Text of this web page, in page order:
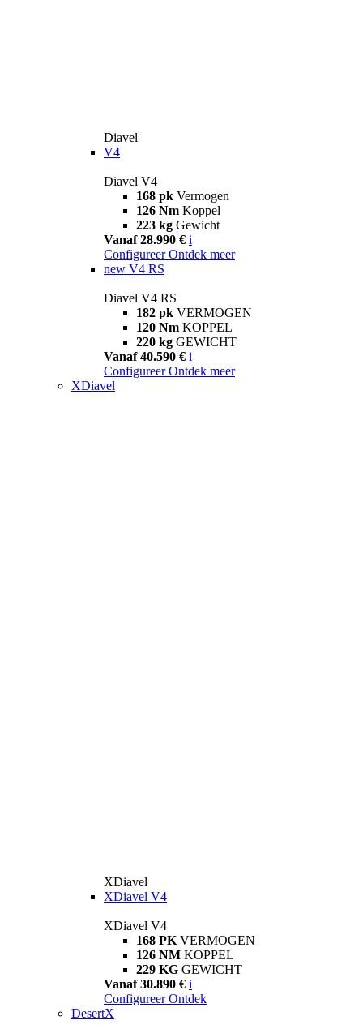
Diavel
V4
Diavel V4
168 pk Vermogen
126 Nm Koppel
223 kg Gewicht
Vanaf 28.990 € i
Configureer Ontdek meer
new V4 RS
Diavel V4 RS
182 pk VERMOGEN
120 Nm KOPPEL
220 kg GEWICHT
Vanaf 40.590 € i
Configureer Ontdek meer
XDiavel
XDiavel
XDiavel V4
XDiavel V4
168 PK VERMOGEN
126 NM KOPPEL
229 KG GEWICHT
Vanaf 30.890 € i
Configureer Ontdek
DesertX